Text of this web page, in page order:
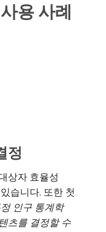
용 사례
정
상자 효율성
습니다. 또한 첫
인구 통계학
츠를 결정할 수